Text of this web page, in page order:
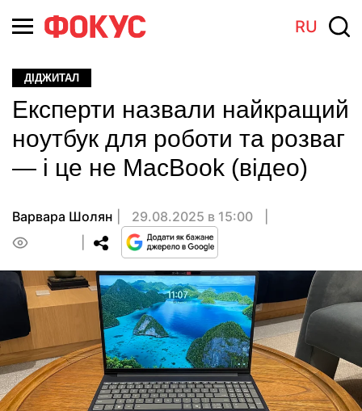
RU
ДІДЖИТАЛ
Експерти назвали найкращий
ноутбук для роботи та розваг
— і це не MacBook (відео)
Варвара Шолян
29.08.2025 в 15:00